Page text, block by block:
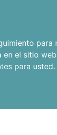
en el sitio web
para usted.